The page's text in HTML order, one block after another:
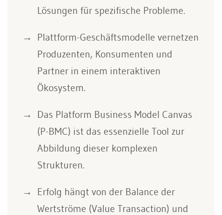
Lösungen für spezifische Probleme.
Plattform-Geschäftsmodelle vernetzen
Produzenten, Konsumenten und
Partner in einem interaktiven
Ökosystem.
Das Platform Business Model Canvas
(P-BMC) ist das essenzielle Tool zur
Abbildung dieser komplexen
Strukturen.
Erfolg hängt von der Balance der
Wertströme (Value Transaction) und